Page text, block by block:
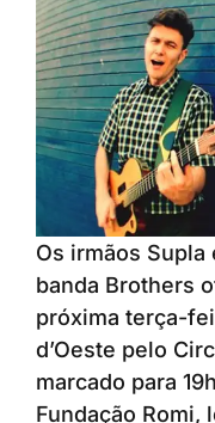
Os irmãos Supla
banda Brothers
próxima terça-
d’Oeste pelo
marcado para
Fundação Romi,